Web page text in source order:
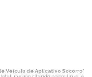
Veículo de Aplicativo Socorro"